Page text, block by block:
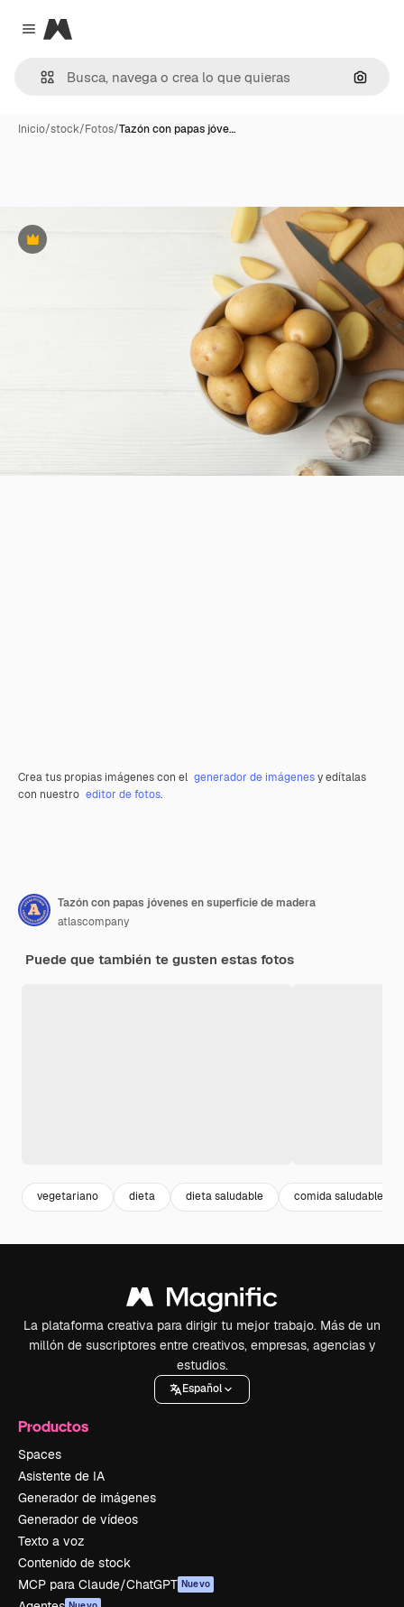
Close menu
Magnific
Inicio/stock/Fotos/Tazón con papas jóve…
Premium
Crea tus propias imágenes con el generador de imágenesy edítalas
con nuestro editor de fotos.
Tazón con papas jóvenes en superficie de madera
atlascompany
Puede que también te gusten estas fotos
vegetariano dieta dieta saludable comida saludable
La plataforma creativa para dirigir tu mejor trabajo. Más de un
millón de suscriptores entre creativos, empresas, agencias y
estudios.
Español
Productos
Spaces
Asistente de IA
Generador de imágenes
Generador de vídeos
Texto a voz
Contenido de stock
MCP para Claude/ChatGPT Nuevo